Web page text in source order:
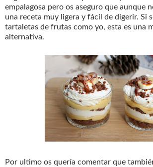
empalagosa pero os aseguro que aunque
una receta muy ligera y fácil de digerir. Si
tartaletas de frutas como yo, esta es una
alternativa.
Por ultimo os quería comentar que